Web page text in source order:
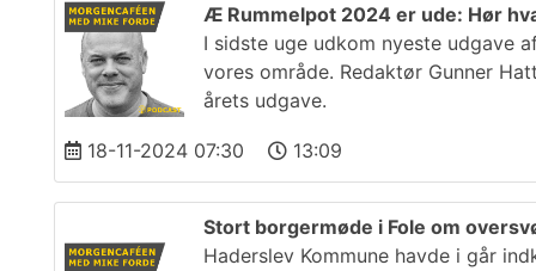
Æ Rummelpot 2024 er ude: Hør
I sidste uge udkom nyeste udgave
vores område. Redaktør Gunner
årets udgave.
18-11-2024 07:30 13:09
Stort borgermøde i Fole om
Haderslev Kommune havde i går